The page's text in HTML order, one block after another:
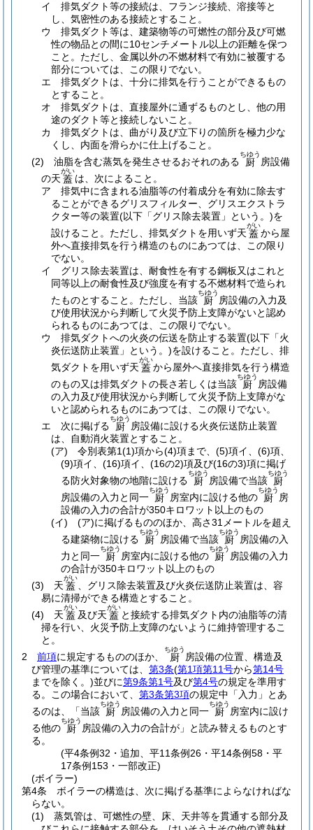
イ
排気ダクト等の接続は、フランジ接続、溶接等と
し、気密性のある接続とすること。
ウ
排気ダクト等は、建築物等の可燃性の部分及び可燃
性の物品との間に10センチメートル以上の距離を保つ
こと。 ただし、金属以外の不燃材料で有効に被覆する
部分については、この限りでない。
エ
排気ダクトは、十分に排気を行うことができるもの
とすること。
オ
排気ダクトは、直接屋外に通ずるものとし、他の用
途のダクト等と接続しないこと。
カ
排気ダクトは、曲がり及び立下りの箇所を極力少な
くし、内面を滑らかに仕上げること。
(2)
油脂を含む蒸気を発生させるおそれのある 厨
ちゆう
房設備
の天 蓋
がい
は、次によること。
ア
排気中に含まれる油脂等の付着成分を有効に除去す
ることができるグリスフィルター、グリスエクストラ
クター等の装置(以下「グリス除去装置」という。)を
設けること。 ただし、排気ダクトを用いず天 蓋
がい
から屋
外へ直接排気を行う構造のものにあつては、この限り
でない。
イ
グリス除去装置は、耐食性を有する鋼板又はこれと
同等以上の耐食性及び強度を有する不燃材料で造られ
たものとすること。 ただし、当該 厨
ちゆう
房設備の入力及
び使用状況から判断して火災予防上支障がないと認め
られるものにあつては、この限りでない。
ウ
排気ダクトへの火炎の伝送を防止する装置(以下「火
炎伝送防止装置」という。)を設けること。 ただし、排
気ダクトを用いず天 蓋
がい
から屋外へ直接排気を行う構造
のもの又は排気ダクトの長さ若しくは当該
厨
ちゆう
房設備
の入力及び使用状況から判断して火災予防上支障がな
いと認められるものにあつては、この限りでない。
エ
次に掲げる 厨
ちゆう
房設備に設ける火炎伝送防止装置
は、自動消火装置とすること。
(ア)
令別表第1(1)項から(4)項まで、(5)項イ、(6)項、
(9)項イ、(16)項イ、(16の2)項及び(16の3)項に掲げ
る防火対象物の地階に設ける
厨
ちゆう
房設備で当該 厨
ちゆう
房設備の入力と同一 厨
ちゆう
房室内に設ける他の 厨
ちゆう
房
設備の入力の合計が350キロワット以上のもの
(イ)
(ア)に掲げるもののほか、高さ31メートルを超え
る建築物に設ける
厨
ちゆう
房設備で当該 厨
ちゆう
房設備の入
力と同一
厨
ちゆう
房室内に設ける他の 厨
ちゆう
房設備の入力
の合計が350キロワット以上のもの
(3)
天 蓋
がい
、グリス除去装置及び火炎伝送防止装置は、容
易に清掃ができる構造とすること。
(4)
天 蓋
がい
及び天 蓋
がい
と接続する排気ダクト内の油脂等の清
掃を行い、火災予防上支障のないように維持管理するこ
と。
2
前項に規定するもののほか、 厨
ちゆう
房設備の位置、構造及
び管理の基準については、 第3条(第1項第11号から第14号
までを除く。)並びに第9条第1号及び第4号の規定を準用す
る。
この場合において、 第3条第3項の規定中「入力」とあ
るのは、「当該
厨
ちゆう
房設備の入力と同一 厨
ちゆう
房室内に設け
る他の
厨
ちゆう
房設備の入力の合計が」と読み替えるものとす
る。
(平4条例32・追加、平11条例26・平14条例58・平
17条例153・一部改正)
(ボイラー)
第4条
ボイラーの構造は、次に掲げる基準によらなければな
らない。
(1)
蒸気管は、可燃性の壁、床、天井等を貫通する部分及